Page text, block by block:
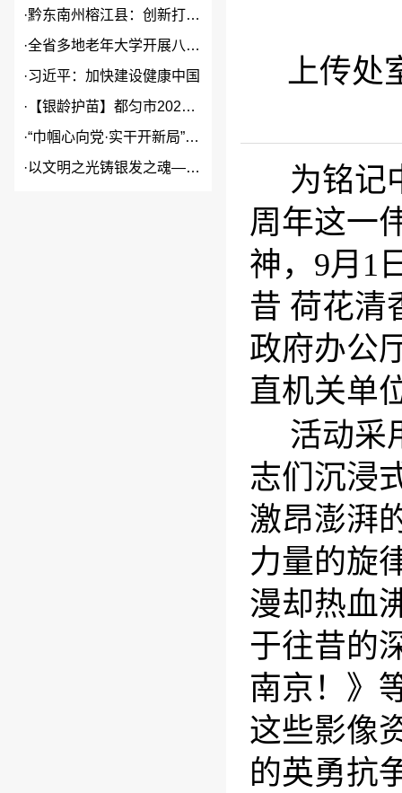
·黔东南州榕江县：创新打造本土...
·全省多地老年大学开展八一建军...
·习近平：加快建设健康中国
· 【银龄护苗】都匀市2026年...
·“巾帼心向党·实干开新局”2...
·以文明之光铸银发之魂——贵州...
上传处
为铭记
周年这一
神，9月1
昔 荷花清
政府办公
直机关单
活动采
志们沉浸
激昂澎湃
力量的旋
漫却热血
于往昔的
南京！》
这些影像
的英勇抗